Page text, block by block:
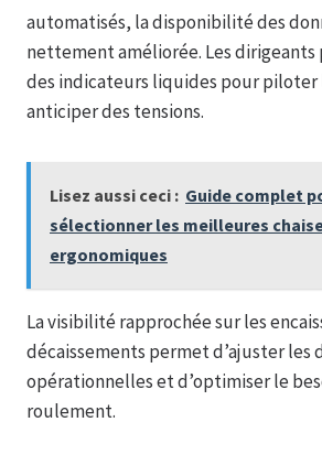
automatisés, la disponibilité des
nettement améliorée. Les dirigeants
des indicateurs liquides pour
anticiper des tensions.
Lisez aussi ceci : Guide complet
sélectionner les meilleures
ergonomiques
La visibilité rapprochée sur les
décaissements permet d’ajuster les
opérationnelles et d’optimiser le
roulement.